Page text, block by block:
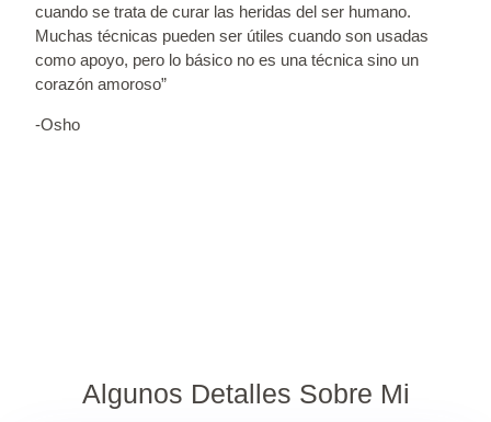
cuando se trata de curar las heridas del ser humano.
Muchas técnicas pueden ser útiles cuando son usadas
como apoyo, pero lo básico no es una técnica sino un
corazón amoroso”
-Osho
Algunos Detalles Sobre Mi